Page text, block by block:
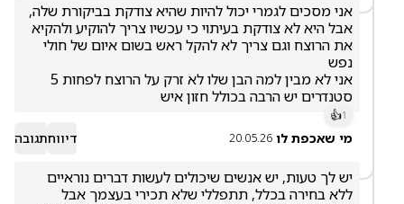
סטנדרים יש הרבה בכולל חזון איש
👍1
מי שאכפת לו 20.05.26 דיווחתגובה